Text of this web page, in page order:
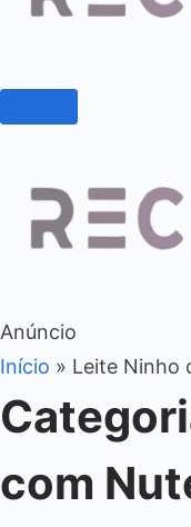
Anúncio
Início » Leite Ninho
com